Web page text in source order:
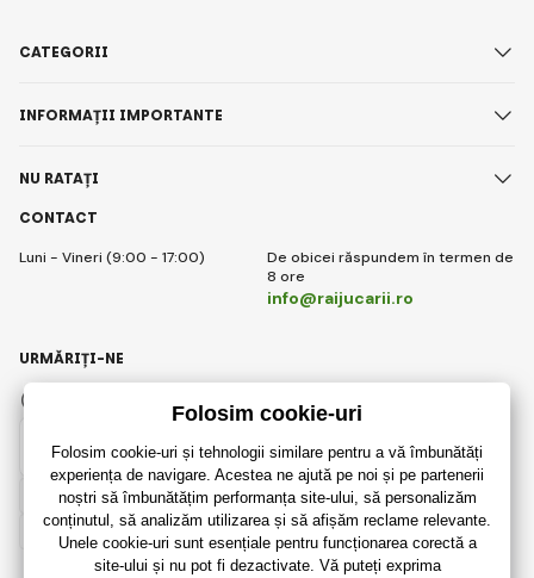
CONTACT
Luni - Vineri (9:00 - 17:00)
De obicei răspundem în termen de
8 ore
info@raijucarii.ro
CATEGORII
INFORMAȚII IMPORTANTE
NU RATAȚI
Romanian
URMĂRIȚI-NE
Instagram